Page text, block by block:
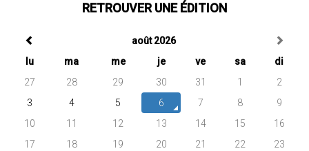
RETROUVER UNE ÉDITION
août 2026
lu
ma me je ve sa
di
27
28 29 30 31 1
2
3
4 5 6 7 8
9
10
11 12 13 14 15
16
17
18 19 20 21 22
23